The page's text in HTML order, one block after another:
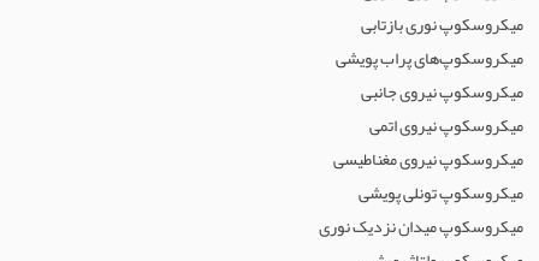
سرویس و تعمیرات ابزار آلات صنعتی
ابزارآلات ساختمانی
هواکش، فن و جت
شیرآلات صنعتی
آب و فاضلاب
گیربکس
خدمات و تجهیزات کفاشی و بافندگی
شیرآلات ساختمانی
لوله و اتصالات ساختمانی
مصالح ساختمانی
ابزار و ماشین آلات ساختمانی
عایق
ظروف آشپزخانه
تجهیزات اداری
بلبرینگ
ماشین آلات راه و ساختمان
ماشین آلات صنایع غذایی
ماشین آلات فرآوری فلزات
ماشین آلات فلزکاری
ماشین آلات لاستیک و پلاستیک
موبایل
قالب ریخته گری
فراوری فلزات
تجهیزات و ماشین آلات معدن
سرامیک و کامپوزیت
رنگ
گازهای صنعتی
لاستیک و پلاستیک
لوازم آزمایشگاه شیمی
ماشین آلات شیمیایی
خدمات مرتبط
لوله،شیرآلات،اتصالات
محصولات نفت و پترو شیمی
مخزن و تانکر
پارکت و کفپوش
سقف کاذب
دکوراسیون داخلی
غرفه سازی
میکروسکوپ نوری بازتابی
میکروسکوپ‌های پراب پویشی
میکروسکوپ نیروی جانبی
میکروسکوپ نیروی اتمی
میکروسکوپ نیروی مغناطیسی
میکروسکوپ تونلی پویشی
میکروسکوپ میدان نزدیک نوری